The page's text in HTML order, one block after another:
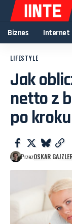
Biznes Internet
LIFESTYLE
Jak
netto z
po kroku
PrzezOSKAR